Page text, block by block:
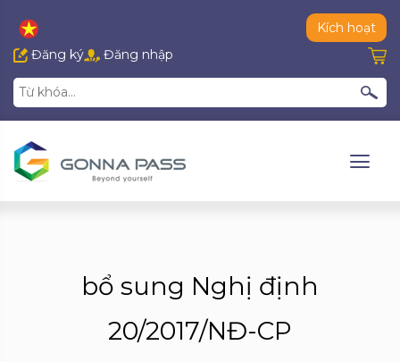
Kích hoạt
Đăng ký
Đăng nhập
bổ sung Nghị định
20/2017/NĐ-CP